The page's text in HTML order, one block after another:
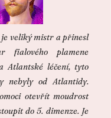
veliký mistr a přinesl
fialového plamene
Atlantské léčení, tyto
nebyly od Atlantidy.
otevřít moudrost
do 5. dimenze. Je